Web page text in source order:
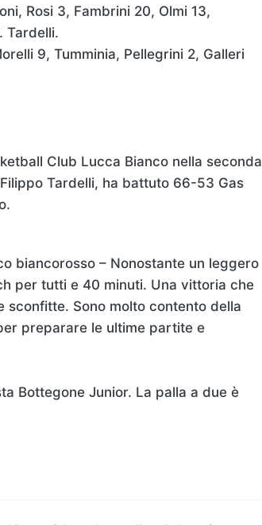
Rosi 3, Fambrini 20, Olmi 13,
Tardelli.
9, Tumminia, Pellegrini 2, Galleri
Club Lucca Bianco nella seconda
Tardelli, ha battuto 66-53 Gas
biancorosso – Nonostante un leggero
per tutti e 40 minuti. Una vittoria che
Sono molto contento della
preparare le ultime partite e
Bottegone Junior. La palla a due è